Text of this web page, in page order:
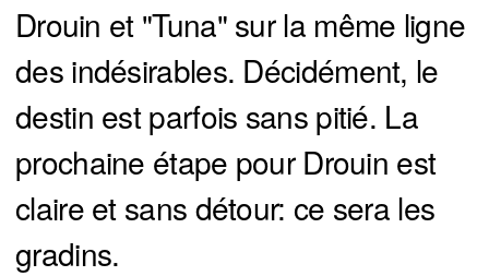
Drouin et "Tuna" sur la même ligne
des indésirables. Décidément, le
destin est parfois sans pitié. La
prochaine étape pour Drouin est
claire et sans détour: ce sera les
gradins.